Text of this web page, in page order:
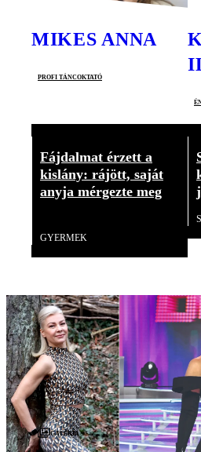
MIKES ANNA
profi táncoktató
Fájdalmat érzett a
kislány: rájött, saját
anyja mérgezte meg
GYERMEK
Galéria